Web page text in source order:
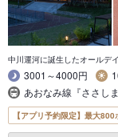
中川運河に誕生したオールデ
3001～4000円
あおなみ線『ささし
【アプリ予約限定】最大